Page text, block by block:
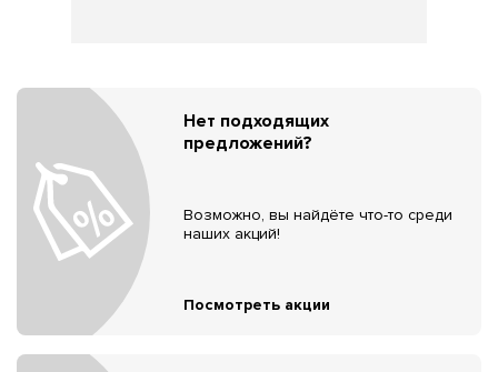
Нет подходящих
предложений?
Возможно, вы найдёте что-то среди
наших акций!
Посмотреть акции